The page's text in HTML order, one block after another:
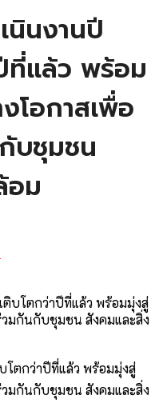
นินงานปี
ที่แล้ว พร้อม
โอกาสเพื่อ
บชุมชน
อม
โตกว่าปีที่แล้ว พร้อมมุ่งสู่
วมกันกับชุมชน สังคมและสิ่ง